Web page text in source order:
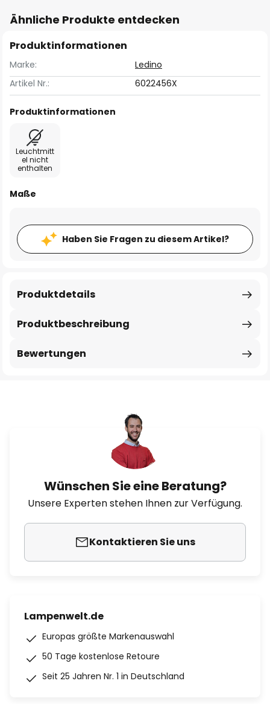
Ähnliche Produkte entdecken
Produktinformationen
Marke:
Ledino
Artikel Nr.:
6022456X
Produktinformationen
Leuchtmitt
el nicht
enthalten
Maße
Haben Sie Fragen zu diesem Artikel?
Produktbeschreibung
Produktdetails
Bewertungen
Wünschen Sie eine Beratung?
Unsere Experten stehen Ihnen zur Verfügung.
Kontaktieren Sie uns
Lampenwelt.de
Europas größte Markenauswahl
50 Tage kostenlose Retoure
Seit 25 Jahren Nr. 1 in Deutschland